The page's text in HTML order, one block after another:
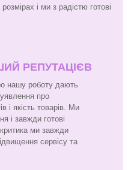
і ми з радістю готові
РЕПУТАЦІЄВ
нашу роботу дають
про
і якість товарів. Ми
і завжди готові
ми завжди
сервісу та